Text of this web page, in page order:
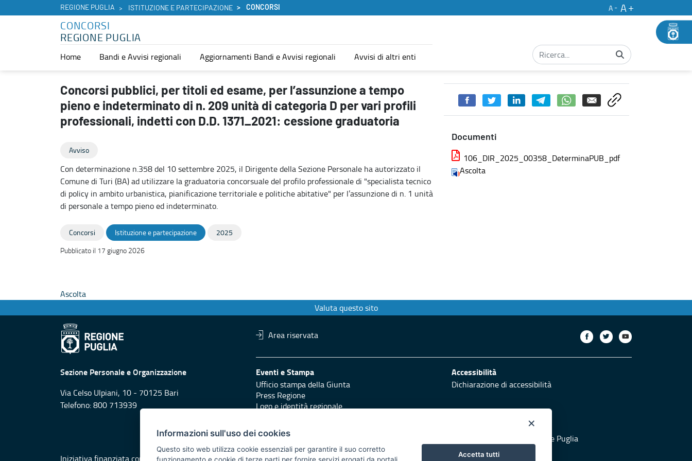
REGIONE PUGLIA ISTITUZIONE E PARTECIPAZIONE CONCORSI A
A
CONCORSI
REGIONE PUGLIA
Home Bandi e Avvisi regionali Aggiornamenti Bandi e Avvisi regionali Avvisi di altri enti
Concorsi pubblici, per titoli ed esame, per l’assunzione a tempo pieno e indeterminato di n. 209 unità di categoria D per vari profili professionali, indetti con D.D. 1371_2021: cessione graduatoria -
Concorsi pubblici, per titoli ed esame, per l’assunzione a tempo
pieno e indeterminato di n. 209 unità di categoria D per vari profili
professionali, indetti con D.D. 1371_2021: cessione graduatoria
Avviso
Con determinazione n.358 del 10 settembre 2025, il Dirigente della Sezione Personale ha autorizzato il
Comune di Turi (BA) ad utilizzare la graduatoria concorsuale del profilo professionale di "specialista tecnico
di policy in ambito urbanistica, pianificazione territoriale e politiche abitative" per l’assunzione di n. 1 unità
di personale a tempo pieno ed indeterminato.
Documenti
106_DIR_2025_00358_DeterminaPUB_pdf
Ascolta
Concorsi Istituzione e partecipazione
2025
Pubblicato il 17 giugno 2026
Ascolta
Valuta questo sito
Area riservata
Sezione Personale e Organizzazione
Via Celso Ulpiani, 10 - 70125 Bari
Telefono: 800 713939
Eventi e Stampa
Ufficio stampa della Giunta
Press Regione
Logo e identità regionale
Accessibilità
Dichiarazione di accessibilità
Responsabili di pubblicazione
Vai al sito di Protezione Civile Puglia
Iniziativa finanziata con risorse del POR Puglia 2014/2020 - Asse XI
×
Informazioni sull'uso dei cookies
Questo sito web utilizza cookie essenziali per garantire il suo corretto
Accetta tutti